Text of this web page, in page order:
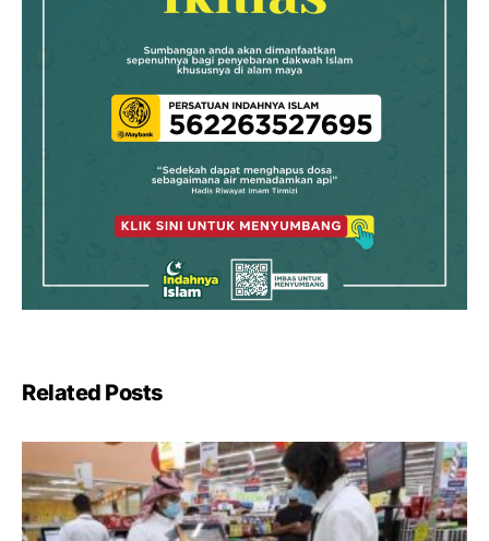
Related Posts